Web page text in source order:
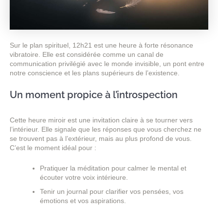
Sur le plan spirituel, 12h21 est une heure à forte résonance
vibratoire. Elle est considérée comme un canal de
communication privilégié avec le monde invisible, un pont entre
notre conscience et les plans supérieurs de l’existence.
Un moment propice à l’introspection
Cette heure miroir est une invitation claire à se tourner vers
l’intérieur. Elle signale que les réponses que vous cherchez ne
se trouvent pas à l’extérieur, mais au plus profond de vous.
C’est le moment idéal pour :
Pratiquer la méditation pour calmer le mental et
écouter votre voix intérieure.
Tenir un journal pour clarifier vos pensées, vos
émotions et vos aspirations.